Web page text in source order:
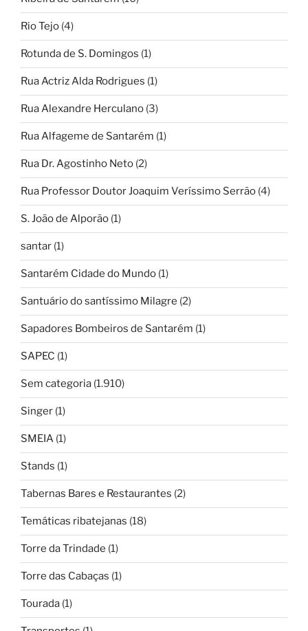
Rio Tejo (4)
Rotunda de S. Domingos (1)
Rua Actriz Alda Rodrigues (1)
Rua Alexandre Herculano (3)
Rua Alfageme de Santarém (1)
Rua Dr. Agostinho Neto (2)
Rua Professor Doutor Joaquim Veríssimo Serrão (4)
S. João de Alporão (1)
santar (1)
Santarém Cidade do Mundo (1)
Santuário do santíssimo Milagre (2)
Sapadores Bombeiros de Santarém (1)
SAPEC (1)
Sem categoria (1.910)
Singer (1)
SMEIA (1)
Stands (1)
Tabernas Bares e Restaurantes (2)
Temáticas ribatejanas (18)
Torre da Trindade (1)
Torre das Cabaças (1)
Tourada (1)